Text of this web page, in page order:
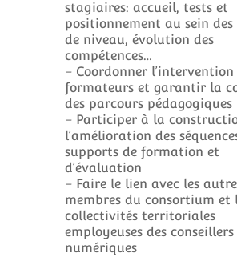
stagiaires: accueil, tests et
positionnement au sein des
de niveau, évolution des
compétences…
– Coordonner l’intervention
formateurs et garantir la
des parcours pédagogiques
– Participer à la
l’amélioration des
supports de formation et
d’évaluation
– Faire le lien avec les
membres du consortium et
collectivités territoriales
employeuses des conseillers
numériques